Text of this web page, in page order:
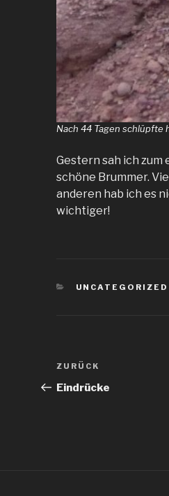
Nach 44 Tagen schlüpfte
Gestern sah ich zum
schöne Brummer.
anderen hab ich es
wichtiger!
KATEGORIEN
UNCATEGORIZED
Vorheriger
Beitrag
ZURÜCK
Eindrücke